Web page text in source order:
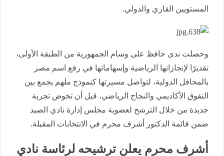
المستويين القاري والدولي.
وحصلت ندى حافظ على وسام الجمهورية من الطبقة الأولى،
تقديرًا لإنجازاتها الرياضية وإسهاماتها في رفع اسم مصر
بالمحافل الدولية، لتواصل مسيرتها كنموذج ملهم يجمع بين
التفوق الأكاديمي والنجاح الرياضي، قبل أن تخوض تجربة
جديدة من خلال الترشح لعضوية مجلس إدارة نادي الصيد
ضمن قائمة الدكتور أشرف محرم في الانتخابات المقبلة.
أشرف محرم يعلن ترشيحه لرئاسة نادي